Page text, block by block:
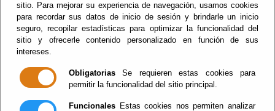
sitio. Para mejorar su experiencia de navegación, usamos cookies
para recordar sus datos de inicio de sesión y brindarle un inicio
seguro, recopilar estadísticas para optimizar la funcionalidad del
sitio y ofrecerle contenido personalizado en función de sus
intereses.
Obligatorias Se requieren estas cookies para
permitir la funcionalidad del sitio principal.
Funcionales Estas cookies nos permiten analizar
Inicio - Iniciativas Europeas - Gestión
Gestión